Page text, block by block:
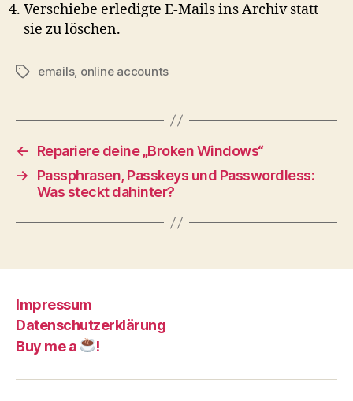
Verschiebe erledigte E-Mails ins Archiv statt
sie zu löschen.
Schlagwörter
emails, online accounts
←
Repariere deine „Broken Windows“
→
Passphrasen, Passkeys und Passwordless:
Was steckt dahinter?
Impressum
Datenschutzerklärung
Buy me a
!